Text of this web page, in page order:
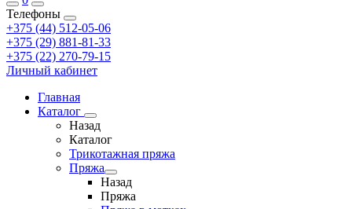
Телефоны
+375 (44) 512-05-06
+375 (29) 881-81-33
+375 (22) 270-79-15
Личный кабинет
Главная
Каталог
Назад
Каталог
Трикотажная пряжа
Пряжа
Назад
Пряжа